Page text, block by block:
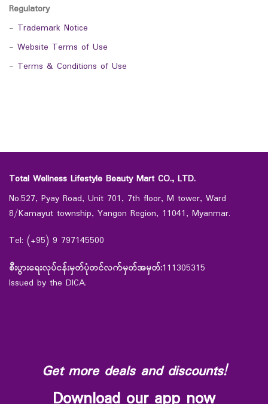
Regulatory
- Trademark Notice
- Website Terms of Use
- Terms & Conditions of Use
Total Wellness Lifestyle Beauty Mart CO., LTD.
No.527, Pyay Road, Unit 701, 7th floor, M tower, Ward
8/Kamayut township, Yangon Region, 11041, Myanmar.
Tel: (+95) 9 797145500
စီးပွားရေးလုပ်ငန်းမှတ်ပုံတင်လက်မှတ်အမှတ်:111305315
Issued by the DICA.
Get more deals and discounts!